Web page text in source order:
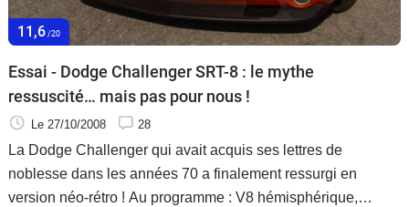
importante (Espace), des fermetures d’usines et on
comprend mieux pourquoi cette nouvelle Mégane est
11,6 /20
Essai - Dodge Challenger SRT-8 : le mythe
ressuscité… mais pas pour nous !
Le 27/10/2008 28
La Dodge Challenger qui avait acquis ses lettres de
noblesse dans les années 70 a finalement ressurgi en
version néo-rétro ! Au programme : V8 hémisphérique,